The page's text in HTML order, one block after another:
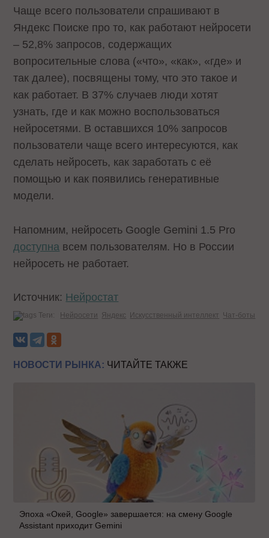
Чаще всего пользователи спрашивают в
Яндекс Поиске про то, как работают нейросети
– 52,8% запросов, содержащих
вопросительные слова («что», «как», «где» и
так далее), посвящены тому, что это такое и
как работает. В 37% случаев люди хотят
узнать, где и как можно воспользоваться
нейросетями. В оставшихся 10% запросов
пользователи чаще всего интересуются, как
сделать нейросеть, как заработать с её
помощью и как появились генеративные
модели.
Напомним, нейросеть Google Gemini 1.5 Pro
доступна всем пользователям. Но в России
нейросеть не работает.
Источник: Нейростат
Теги: Нейросети Яндекс Искусственный интеллект Чат-боты
НОВОСТИ РЫНКА: ЧИТАЙТЕ ТАКЖЕ
Эпоха «Окей, Google» завершается: на смену Google
Assistant приходит Gemini